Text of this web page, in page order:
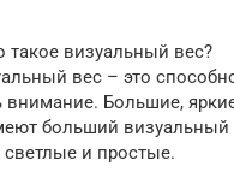
такое визуальный вес?
вес – это
внимание. Большие,
больший визуальный
светлые и простые.